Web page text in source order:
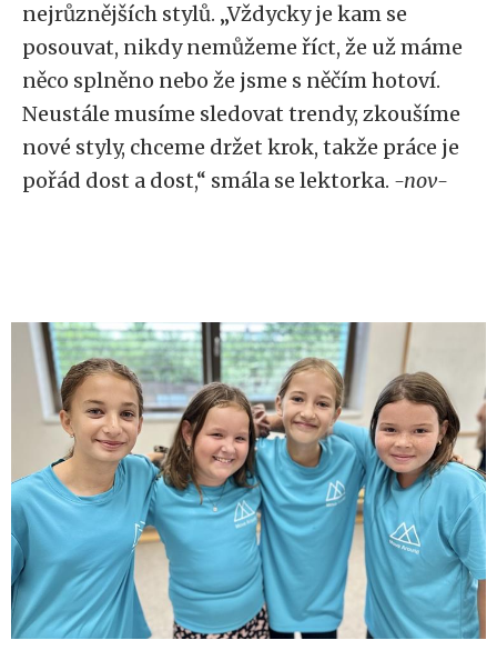
nejrůznějších stylů. „Vždycky je kam se
posouvat, nikdy nemůžeme říct, že už máme
něco splněno nebo že jsme s něčím hotoví.
Neustále musíme sledovat trendy, zkoušíme
nové styly, chceme držet krok, takže práce je
pořád dost a dost,“ smála se lektorka. -nov-